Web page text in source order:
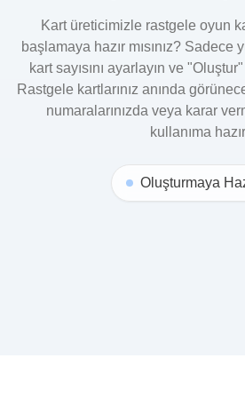
Kart üreticimizle rastgele oyun
başlamaya hazır mısınız? Sadece
kart sayısını ayarlayın ve
Rastgele kartlarınız anında
numaralarınızda veya karar
kullanıma
Oluşturmaya